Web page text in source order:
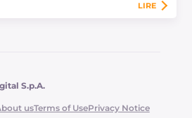
LIRE
S.p.A.
usTerms of UsePrivacy Notice